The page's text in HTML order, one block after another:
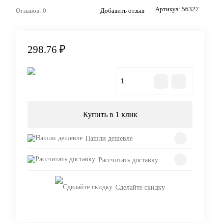
Отзывов: 0 Добавить отзыв Артикул: 56327
298.76 ₽
Купить в 1 клик
Нашли дешевле
Рассчитать доставку
Сделайте скидку